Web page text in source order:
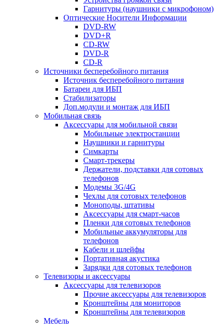
Гарнитуры (наушники с микрофоном)
Оптические Носители Информации
DVD-RW
DVD+R
CD-RW
DVD-R
CD-R
Источники бесперебойного питания
Источник бесперебойного питания
Батареи для ИБП
Стабилизаторы
Доп.модули и монтаж для ИБП
Мобильная связь
Аксессуары для мобильной связи
Мобильные электростанции
Наушники и гарнитуры
Симкарты
Смарт-трекеры
Держатели, подставки для сотовых
телефонов
Модемы 3G/4G
Чехлы для сотовых телефонов
Моноподы, штативы
Аксессуары для смарт-часов
Пленки для сотовых телефонов
Мобильные аккумуляторы для
телефонов
Кабели и шлейфы
Портативная акустика
Зарядки для сотовых телефонов
Телевизоры и аксессуары
Аксессуары для телевизоров
Прочие аксессуары для телевизоров
Кронштейны для мониторов
Кронштейны для телевизоров
Мебель